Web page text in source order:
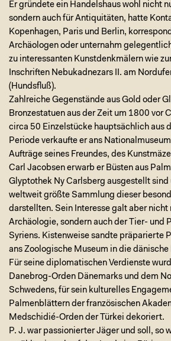
Er gründete ein Handelshaus wohl nicht
sondern auch für Antiquitäten, hatte
Kopenhagen, Paris und Berlin,
Archäologen oder unternahm
zu interessanten Kunstdenkmälern wie
Inschriften Nebukadnezars II. am
(Hundsfluß).
Zahlreiche Gegenstände aus Gold oder
Bronzestatuen aus der Zeit um 1800 vor
circa 50 Einzelstücke hauptsächlich aus
Periode verkaufte er ans
Aufträge seines Freundes, des
Carl Jacobsen erwarb er Büsten aus
Glyptothek Ny Carlsberg ausgestellt sind
weltweit größte Sammlung dieser
darstellten. Sein Interesse galt aber nicht
Archäologie, sondern auch der Tier- und
Syriens. Kistenweise sandte präparierte
ans Zoologische Museum in die
Für seine diplomatischen Verdienste
Danebrog-Orden Dänemarks und dem
Schwedens, für sein kulturelles
Palmenblättern der französischen
Medschidié-Orden der Türkei dekoriert.
P. J. war passionierter Jäger und soll, so